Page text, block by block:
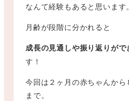
なんて経験もあると思います
月齢が段階に分かれると
成長の見通しや振り返りがで
す！
今回は２ヶ月の赤ちゃんから
まで。